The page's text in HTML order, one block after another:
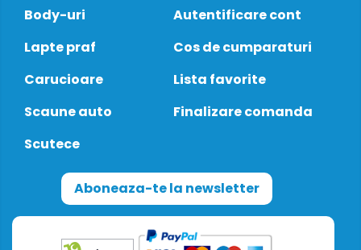
Body-uri
Lapte praf
Carucioare
Scaune auto
Scutece
Autentificare cont
Cos de cumparaturi
Lista favorite
Finalizare comanda
Aboneaza-te la newsletter